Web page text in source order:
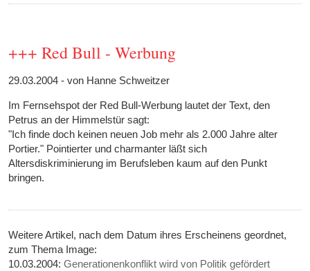
+++ Red Bull - Werbung
29.03.2004 - von Hanne Schweitzer
Im Fernsehspot der Red Bull-Werbung lautet der Text, den
Petrus an der Himmelstür sagt:
"Ich finde doch keinen neuen Job mehr als 2.000 Jahre alter
Portier." Pointierter und charmanter läßt sich
Altersdiskriminierung im Berufsleben kaum auf den Punkt
bringen.
Weitere Artikel, nach dem Datum ihres Erscheinens geordnet,
zum Thema Image:
10.03.2004:Generationenkonflikt wird von Politik gefördert